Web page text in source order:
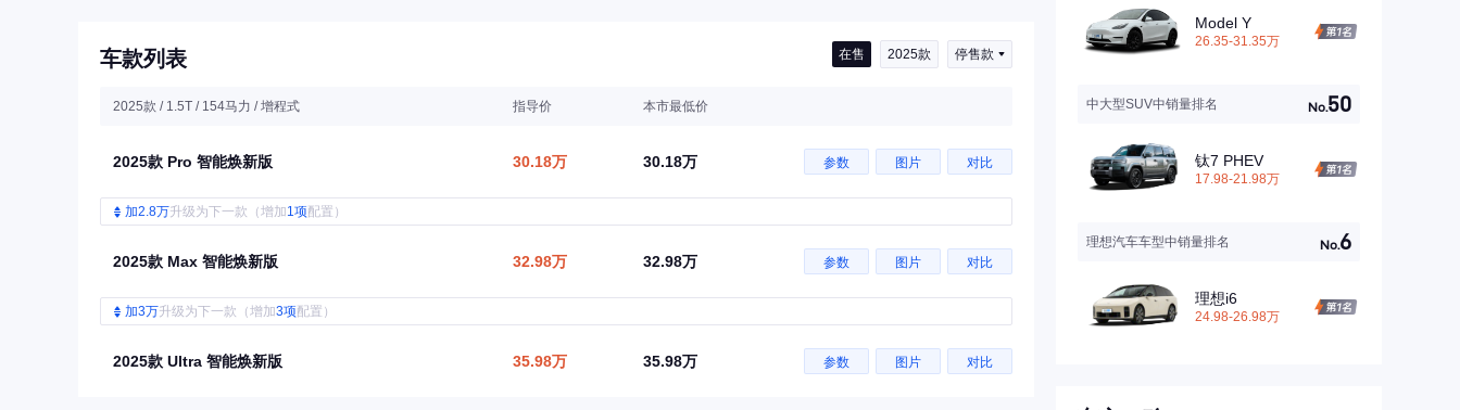
车款列表 在售 2025款 停售款
2025款 / 1.5T / 154马力 / 增程式 指导价 本市最低价
2025款 Pro 智能焕新版 30.18万 30.18万 参数 图片 对比
加2.8万升级为下一款（增加1项配置）
2025款 Max 智能焕新版 32.98万 32.98万 参数 图片 对比
加3万升级为下一款（增加3项配置）
2025款 Ultra 智能焕新版 35.98万 35.98万 参数 图片 对比
Model Y
26.35-31.35万
中大型SUV中销量排名 No.50
钛7 PHEV
17.98-21.98万
理想汽车车型中销量排名 No.6
理想i6
24.98-26.98万